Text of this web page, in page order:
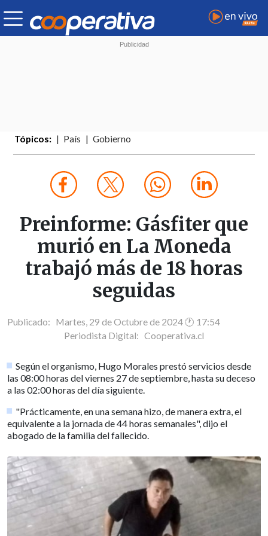
Tópicos: País Gobierno
Preinforme: Gásfiter que
murió en La Moneda
trabajó más de 18 horas
seguidas
Publicado: Martes, 29 de Octubre de 2024 🕐 17:54
Periodista Digital: Cooperativa.cl
Según el organismo, Hugo Morales prestó servicios desde
las 08:00 horas del viernes 27 de septiembre, hasta su deceso
a las 02:00 horas del día siguiente.
"Prácticamente, en una semana hizo, de manera extra, el
equivalente a la jornada de 44 horas semanales", dijo el
abogado de la familia del fallecido.